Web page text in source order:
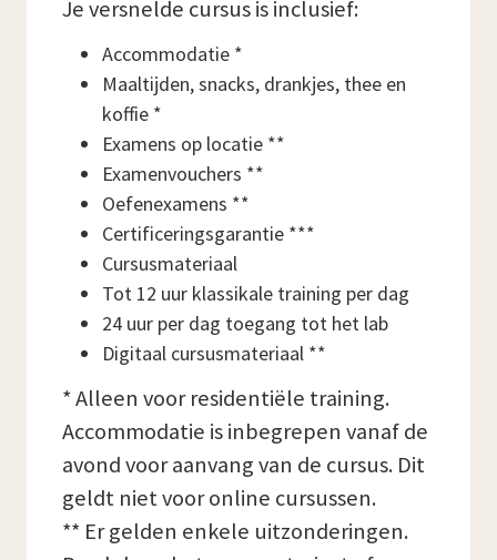
Je versnelde cursus is inclusief:
Accommodatie *
Maaltijden, snacks, drankjes, thee en
koffie *
Examens op locatie **
Examenvouchers **
Oefenexamens **
Certificeringsgarantie ***
Cursusmateriaal
Tot 12 uur klassikale training per dag
24 uur per dag toegang tot het lab
Digitaal cursusmateriaal **
* Alleen voor residentiële training.
Accommodatie is inbegrepen vanaf de
avond voor aanvang van de cursus. Dit
geldt niet voor online cursussen.
** Er gelden enkele uitzonderingen.